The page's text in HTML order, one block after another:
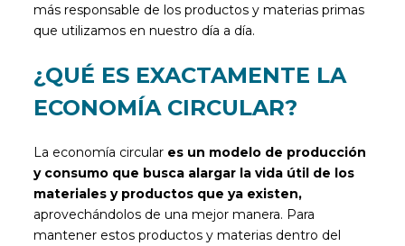
más responsable de los productos y materias primas
que utilizamos en nuestro día a día.
¿QUÉ ES EXACTAMENTE LA
ECONOMÍA CIRCULAR?
La economía circular es un modelo de producción
y consumo que busca alargar la vida útil de los
materiales y productos que ya existen,
aprovechándolos de una mejor manera. Para
mantener estos productos y materias dentro del